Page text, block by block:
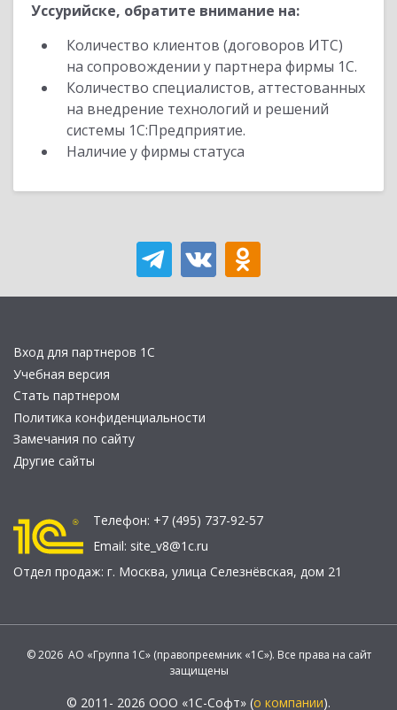
Уссурийске, обратите внимание на:
Количество клиентов (договоров ИТС)
на сопровождении у партнера фирмы 1С.
Количество специалистов, аттестованных
на внедрение технологий и решений
системы 1С:Предприятие.
Наличие у фирмы статуса
Вход для партнеров 1С
Учебная версия
Стать партнером
Политика конфиденциальности
Замечания по сайту
Другие сайты
Телефон: +7 (495) 737-92-57
Email: site_v8@1c.ru
Отдел продаж: г. Москва, улица Селезнёвская, дом 21
© 2026 АО «Группа 1С» (правопреемник «1С»). Все права на сайт
защищены
© 2011- 2026 ООО «1С-Софт» (о компании).